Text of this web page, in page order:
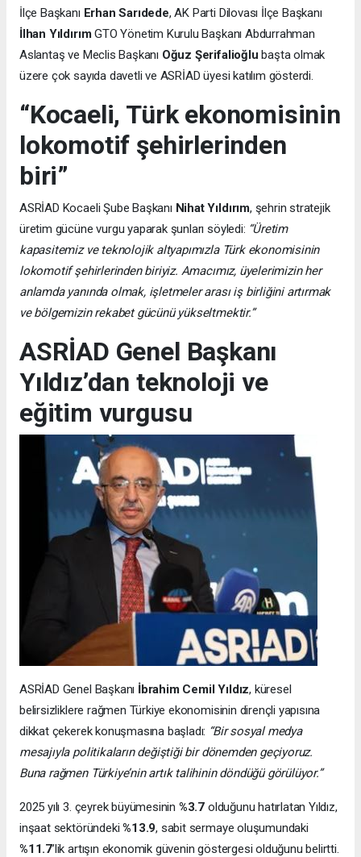
İlçe Başkanı Erhan Sarıdede, AK Parti Dilovası İlçe Başkanı
İlhan YıldırımGTO Yönetim Kurulu Başkanı Abdurrahman
Aslantaş ve Meclis Başkanı Oğuz Şerifalioğlu başta olmak
üzere çok sayıda davetli ve ASRİAD üyesi katılım gösterdi.
“Kocaeli, Türk ekonomisinin
lokomotif şehirlerinden
biri”
ASRİAD Kocaeli Şube Başkanı Nihat Yıldırım, şehrin stratejik
üretim gücüne vurgu yaparak şunları söyledi: “Üretim
kapasitemiz ve teknolojik altyapımızla Türk ekonomisinin
lokomotif şehirlerinden biriyiz. Amacımız, üyelerimizin her
anlamda yanında olmak, işletmeler arası iş birliğini artırmak
ve bölgemizin rekabet gücünü yükseltmektir.”
ASRİAD Genel Başkanı
Yıldız’dan teknoloji ve
eğitim vurgusu
ASRİAD Genel Başkanı İbrahim Cemil Yıldız, küresel
belirsizliklere rağmen Türkiye ekonomisinin dirençli yapısına
dikkat çekerek konuşmasına başladı: “Bir sosyal medya
mesajıyla politikaların değiştiği bir dönemden geçiyoruz.
Buna rağmen Türkiye’nin artık talihinin döndüğü görülüyor.”
2025 yılı 3. çeyrek büyümesinin %3.7 olduğunu hatırlatan Yıldız,
inşaat sektöründeki%13.9, sabit sermaye oluşumundaki
%11.7’lik artışın ekonomik güvenin göstergesi olduğunu belirtti.